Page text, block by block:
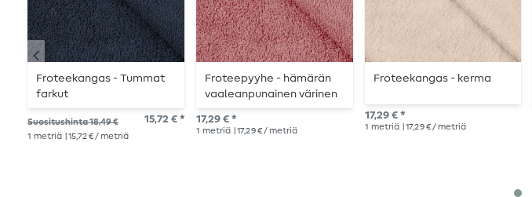
Froteekangas - Tummat
farkut
Suositushinta 18,49 € 15,72 € *
1 metriä | 15,72 € / metriä
Froteepyyhe - hämärän
vaaleanpunainen värinen
17,29 € *
1 metriä | 17,29 € / metriä
Froteekangas - kerma
17,29 € *
1 metriä | 17,29 € / metriä